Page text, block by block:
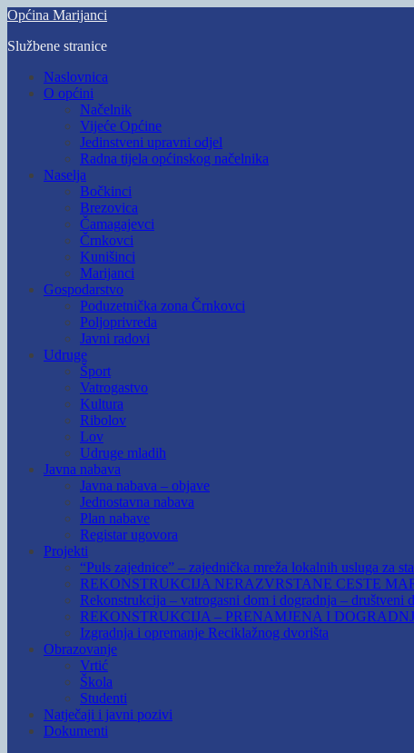
Skip
main
Općina Marijanci
Službene stranice
Toggle
mobile
Naslovnica
O općini
Načelnik
Vijeće Općine
Jedinstveni upravni odjel
Radna tijela općinskog načelnika
Naselja
Bočkinci
Brezovica
Čamagajevci
Črnkovci
Kunišinci
Marijanci
Gospodarstvo
Poduzetnička zona Črnkovci
Poljoprivreda
Javni radovi
Udruge
Šport
Vatrogastvo
Kultura
Ribolov
Lov
Udruge mladih
Javna nabava
Javna nabava – objave
Jednostavna nabava
Plan nabave
Registar ugovora
Projekti
“Puls zajednice” – zajednička mreža lokalnih usluga za
REKONSTRUKCIJA NERAZVRSTANE CESTE
Rekonstrukcija – vatrogasni dom i dogradnja – društveni
REKONSTRUKCIJA – PRENAMJENA I
Izgradnja i opremanje Reciklažnog dvorišta
Obrazovanje
Vrtić
Škola
Studenti
Natječaji i javni pozivi
Dokumenti